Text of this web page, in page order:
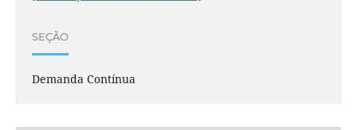
SEÇÃO
Demanda Contínua